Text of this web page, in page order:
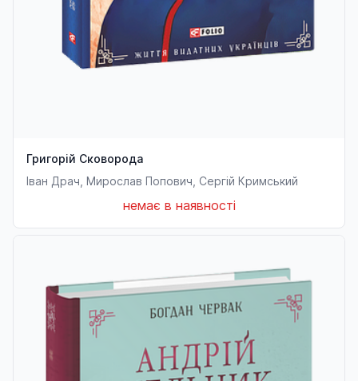
Григорій Сковорода
Іван Драч, Мирослав Попович, Сергій Кримський
немає в наявності